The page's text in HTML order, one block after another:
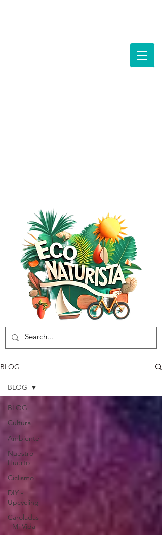
BLOG
BLOG
Cultura
Ambiente
Nuestro
Huerto
Ciclismo
DIY -
Upcycling
Caroladas
- Mi Vida
BLOG